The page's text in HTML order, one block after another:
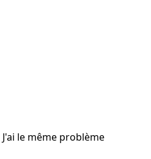
J'ai le même problème